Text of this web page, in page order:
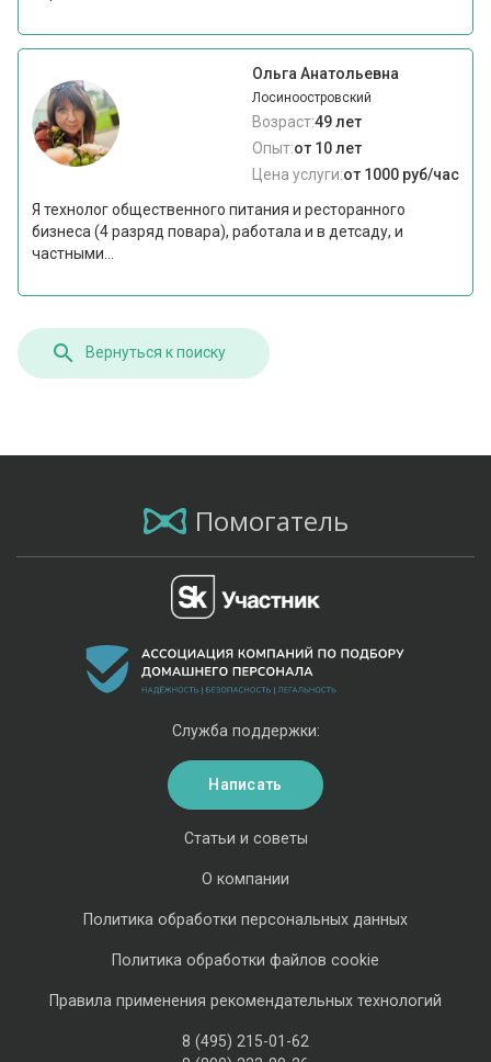
Ольга Анатольевна
Лосиноостровский
Возраст:49 лет
Опыт:от 10 лет
Цена услуги:от 1000 руб/час
Я технолог общественного питания и ресторанного
бизнеса (4 разряд повара), работала и в детсаду, и
частными...
Вернуться к поиску
Помогатель
Статьи и советы
О компании
Политика обработки персональных данных
Политика обработки файлов cookie
Правила применения рекомендательных технологий
8 (495) 215-01-62
Служба поддержки:
Написать